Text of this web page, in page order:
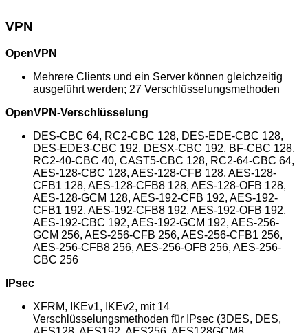
VPN
OpenVPN
Mehrere Clients und ein Server können gleichzeitig
ausgeführt werden; 27 Verschlüsselungsmethoden
OpenVPN-Verschlüsselung
DES-CBC 64, RC2-CBC 128, DES-EDE-CBC 128,
DES-EDE3-CBC 192, DESX-CBC 192, BF-CBC 128,
RC2-40-CBC 40, CAST5-CBC 128, RC2-64-CBC 64,
AES-128-CBC 128, AES-128-CFB 128, AES-128-
CFB1 128, AES-128-CFB8 128, AES-128-OFB 128,
AES-128-GCM 128, AES-192-CFB 192, AES-192-
CFB1 192, AES-192-CFB8 192, AES-192-OFB 192,
AES-192-CBC 192, AES-192-GCM 192, AES-256-
GCM 256, AES-256-CFB 256, AES-256-CFB1 256,
AES-256-CFB8 256, AES-256-OFB 256, AES-256-
CBC 256
IPsec
XFRM, IKEv1, IKEv2, mit 14
Verschlüsselungsmethoden für IPsec (3DES, DES,